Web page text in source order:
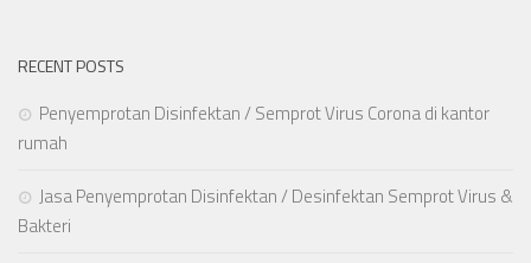
RECENT POSTS
Penyemprotan Disinfektan / Semprot Virus Corona di kantor
rumah
Jasa Penyemprotan Disinfektan / Desinfektan Semprot Virus &
Bakteri